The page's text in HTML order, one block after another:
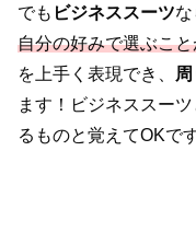
でも ビジネススーツな
自分の好みで選ぶこ
を上手く表現でき、
ます！ビジネススーツ
るものと覚えてOKで